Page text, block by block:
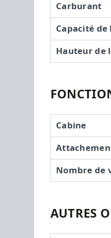
Carburant
Capacité de
Hauteur de
Cabine
Nombre de
AUTRES